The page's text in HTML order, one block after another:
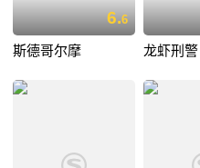
6.6
斯德哥尔摩 龙虾刑警